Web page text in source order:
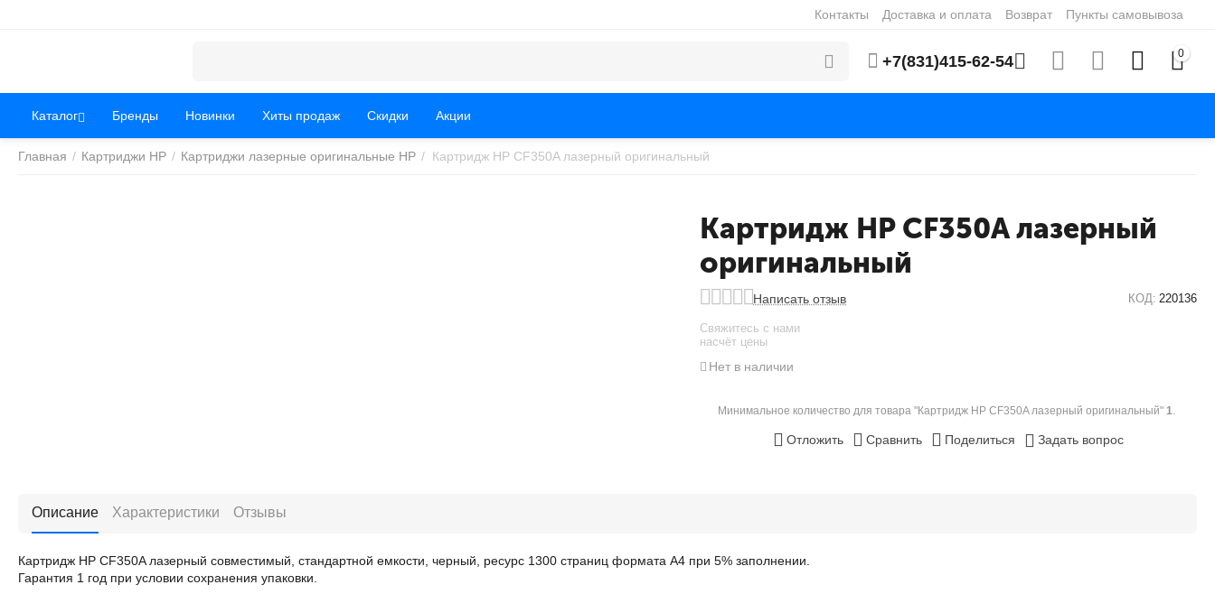
Контакты Доставка и оплата Возврат Пункты самовывоза
+7(831)415-62-54 0
Каталог Бренды Новинки Хиты продаж Скидки Акции
Главная / Картриджи HP / Картриджи лазерные оригинальные HP / Картридж HP CF350A лазерный оригинальный
Картридж HP CF350A лазерный
оригинальный
Написать отзыв КОД: 220136
Свяжитесь с нами
насчёт цены
Нет в наличии
Минимальное количество для товара "Картридж HP CF350A лазерный оригинальный" 1.
Отложить Сравнить Поделиться Задать вопрос
Описание Характеристики Отзывы
Картридж HP CF350A лазерный совместимый, стандартной емкости, черный, ресурс 1300 страниц формата А4 при 5% заполнении.
Гарантия 1 год при условии сохранения упаковки.